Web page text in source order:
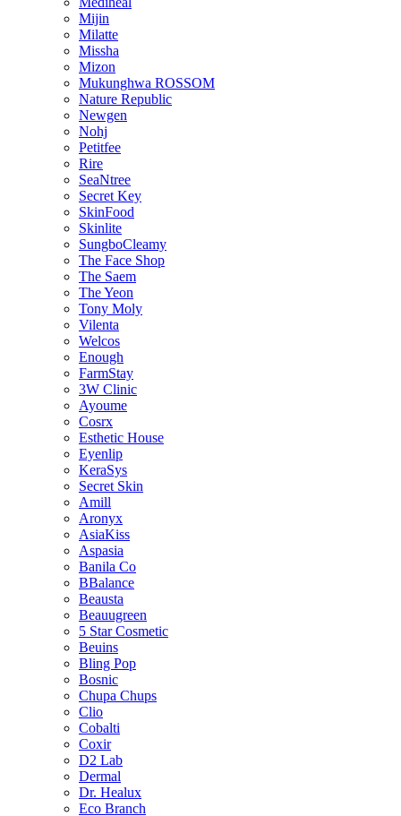
Mijin
Milatte
Missha
Mizon
Mukunghwa ROSSOM
Nature Republic
Newgen
Nohj
Petitfee
Rire
SeaNtree
Secret Key
SkinFood
Skinlite
SungboCleamy
The Face Shop
The Saem
The Yeon
Tony Moly
Vilenta
Welcos
Enough
FarmStay
3W Clinic
Ayoume
Cosrx
Esthetic House
Eyenlip
KeraSys
Secret Skin
Amill
Aronyx
AsiaKiss
Aspasia
Banila Co
BBalance
Beausta
Beauugreen
5 Star Cosmetic
Beuins
Bling Pop
Bosnic
Chupa Chups
Clio
Cobalti
Coxir
D2 Lab
Dermal
Dr. Healux
Eco Branch